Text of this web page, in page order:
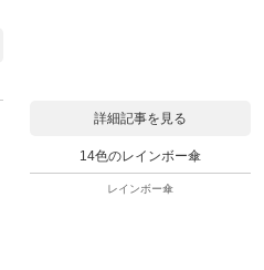
詳細記事を見る
14色のレインボー傘
レインボー傘